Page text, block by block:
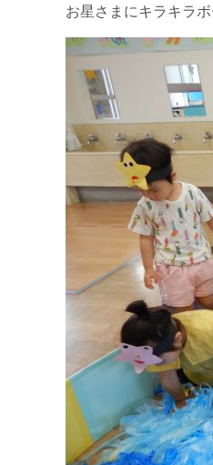
お星さまにキラキラ